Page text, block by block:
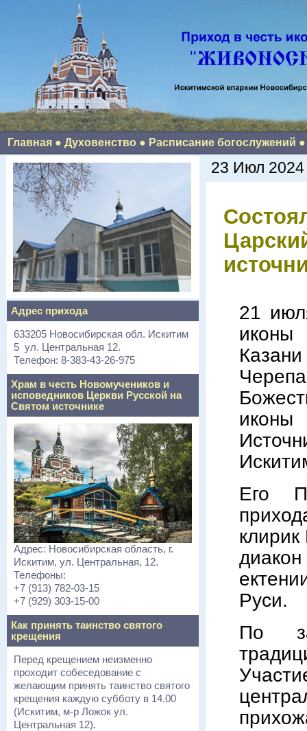
Главная ●Духовенство ● Расписание богослужений
Адрес прихода
633205 Новосибирская обл. Искитим
5 ул. Центральная 12.
Телефон: 8-383-43-26-975
Храм в честь Новомучеников и
исповедников Церкви Русской на
Святом источнике
Адрес: Новосибирская область, г.
Искитим, ул. Центральная, 12.
Телефоны:
+7 (913) 782-03-15
+7 (929) 303-15-00
Как принять таинство святого
крещения
Перед крещением неизменно
проходит собеседование с
желающим принять таинство святого
крещения каждую субботу в 14.00
(Искитим, м-р Ложок ул.
Центральная 12).
23 Июл
21
иконы
Его
Руси.
По